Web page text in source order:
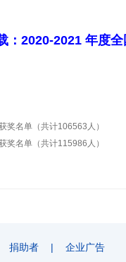
：2020-2021 年度
奖名单（共计106563人）
奖名单（共计115986人）
捐助者 | 企业广告